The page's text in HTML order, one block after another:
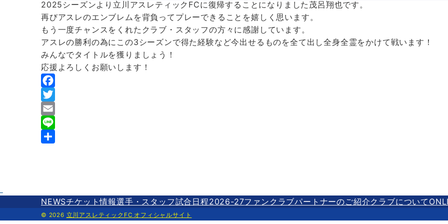
2025シーズンより立川アスレティックFCに復帰することになりました茂呂翔也です。
再びアスレのエンブレムを背負ってプレーできることを嬉しく思います。
もう一度チャンスをくれたクラブ・スタッフの方々に感謝しています。
アスレの勝利の為にこの3シーズンで得た経験など今出せるものを全て出し全身全霊をかけて戦います！
みんなでタイトルを獲りましょう！
応援よろしくお願いします！
F
a
c
e
T
w
E
m
L
NEWSチケット情報選手・スタッフ試合日程2026-27ファンクラブパートナーのご紹介クラブについて
© 2026 立川アスレティックFC オフィシャルサイト